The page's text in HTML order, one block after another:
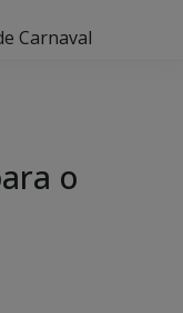
Carnaval
o